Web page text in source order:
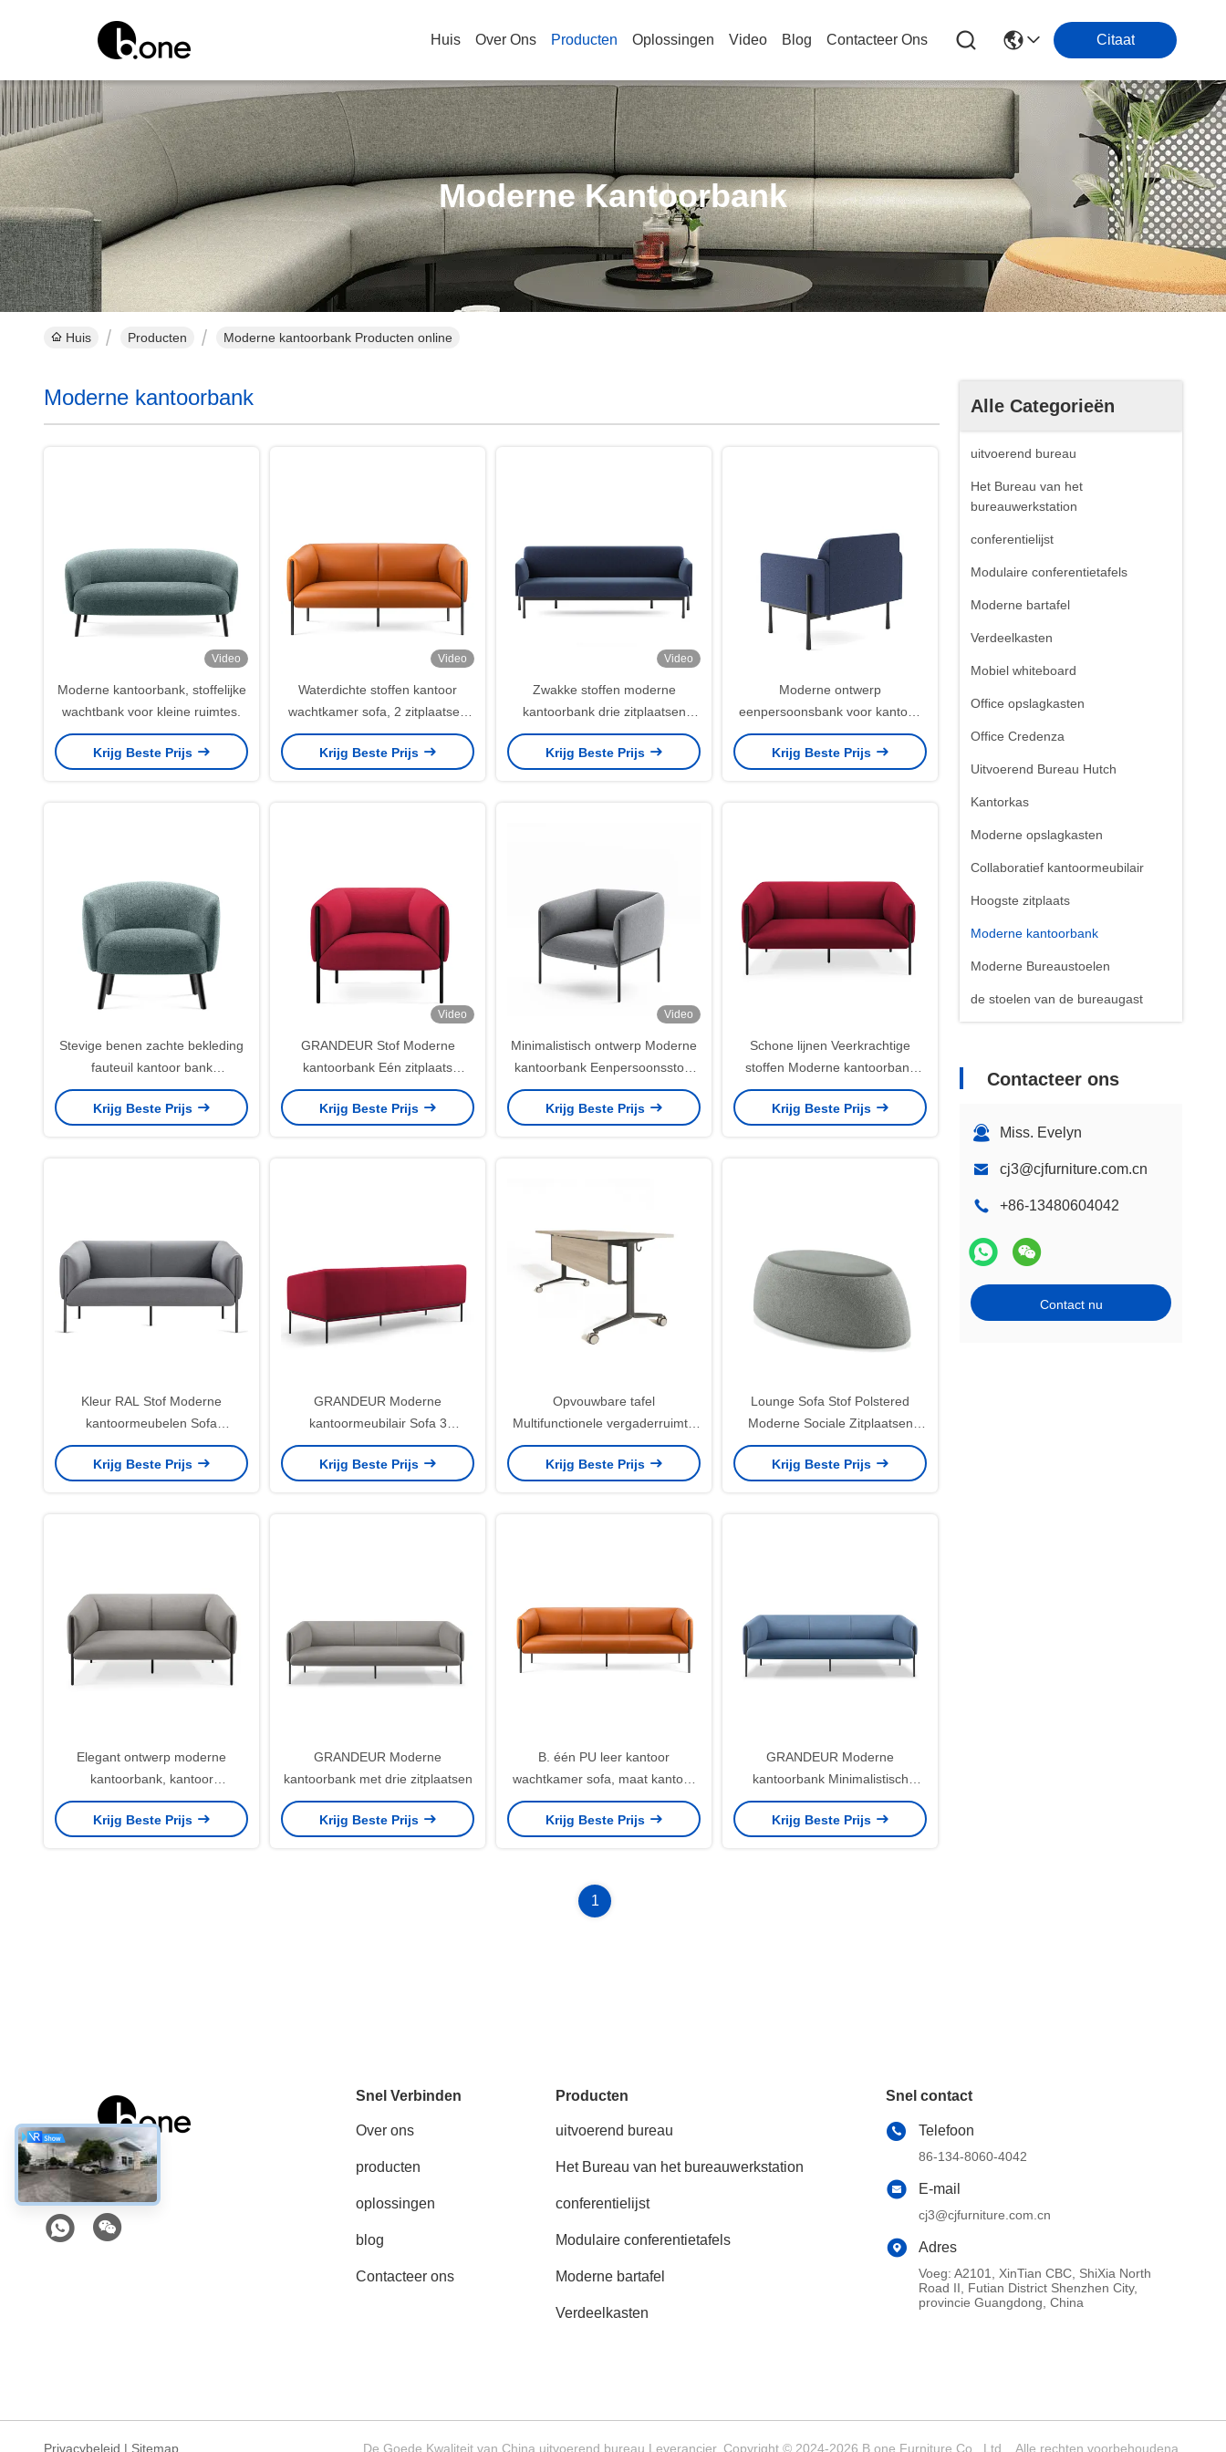
Huis Over Ons Producten Oplossingen Video Blog Contacteer Ons Citaat
Moderne Kantoorbank
Huis Producten Moderne kantoorbank Producten online
Alle Categorieën
uitvoerend bureau
Het Bureau van het
bureauwerkstation
conferentielijst
Modulaire conferentietafels
Moderne bartafel
Verdeelkasten
Mobiel whiteboard
Office opslagkasten
Office Credenza
Uitvoerend Bureau Hutch
Kantorkas
Moderne opslagkasten
Collaboratief kantoormeubilair
Hoogste zitplaats
Moderne kantoorbank
Moderne Bureaustoelen
de stoelen van de bureaugast
Contacteer ons
Miss. Evelyn
cj3@cjfurniture.com.cn
+86-13480604042
Contact nu
Moderne kantoorbank
Video
Moderne kantoorbank, stoffelijke
wachtbank voor kleine ruimtes.
Krijg Beste Prijs
Video
Waterdichte stoffen kantoor
wachtkamer sofa, 2 zitplaatsen
sofa voor kantoorreceptie
Krijg Beste Prijs
Video
Zwakke stoffen moderne
kantoorbank drie zitplaatsen
bank RAL kleur met stevige
metalen benen
Krijg Beste Prijs
Moderne ontwerp
eenpersoonsbank voor kantoor,
gezellige stoffen
eenpersoonsbank fauteuil
Krijg Beste Prijs
Stevige benen zachte bekleding
fauteuil kantoor bank
eenpersoons moderne stijl
Krijg Beste Prijs
Video
GRANDEUR Stof Moderne
kantoorbank Eén zitplaats
Ergonomische ondersteuning
Eén fauteuil
Krijg Beste Prijs
Video
Minimalistisch ontwerp Moderne
kantoorbank Eenpersoonsstoel
425 mm Hoogte Voor kleine
ruimtes
Krijg Beste Prijs
Schone lijnen Veerkrachtige
stoffen Moderne kantoorbank
Dubbelzitter Lobby zitoplossing
Krijg Beste Prijs
Kleur RAL Stof Moderne
kantoormeubelen Sofa
Minimalistisch ontwerp Voor co-
werkruimte
Krijg Beste Prijs
GRANDEUR Moderne
kantoormeubilair Sofa 3
zitplaatsen Lounge Plush Kussen
Krijg Beste Prijs
Opvouwbare tafel
Multifunctionele vergaderruimte
Opleidingsmeubelen Aluminium
frame Ergonomisch ontwerp E-
Krijg Beste Prijs
Lounge Sofa Stof Polstered
Moderne Sociale Zitplaatsen
Creatieve Hub Meubelen Truffel
Krijg Beste Prijs
Elegant ontwerp moderne
kantoorbank, kantoor
loungebank met comfortabele
padding
Krijg Beste Prijs
GRANDEUR Moderne
kantoorbank met drie zitplaatsen
Krijg Beste Prijs
B. één PU leer kantoor
wachtkamer sofa, maat kantoor
lounge bank
Krijg Beste Prijs
GRANDEUR Moderne
kantoorbank Minimalistisch
ontwerp Stevig frame
Aanpasbare kleur
Krijg Beste Prijs
1
Sociale media
Snel Verbinden
Over ons
producten
oplossingen
blog
Contacteer ons
Producten
uitvoerend bureau
Het Bureau van het bureauwerkstation
conferentielijst
Modulaire conferentietafels
Moderne bartafel
Verdeelkasten
Snel contact
Telefoon
86-134-8060-4042
E-mail
cj3@cjfurniture.com.cn
Adres
Voeg: A2101, XinTian CBC, ShiXia North
Road II, Futian District Shenzhen City,
provincie Guangdong, China
Privacybeleid | Sitemap De Goede Kwaliteit van China uitvoerend bureau Leverancier. Copyright © 2024-2026 B.one Furniture Co., Ltd. . Alle rechten voorbehoudena.